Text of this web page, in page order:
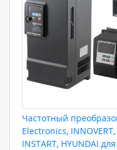
Частотный
Electronics,
INSTART, HYUNDAI